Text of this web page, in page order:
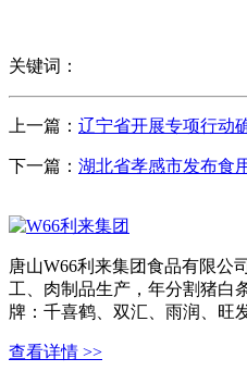
关键词：
上一篇： 辽宁省开展专项行动
下一篇： 湖北省孝感市发布食
唐山W66利来集团食品有限公
工、肉制品生产，年分割猪白
牌：千喜鹤、双汇、雨润、旺
查看详情 >>